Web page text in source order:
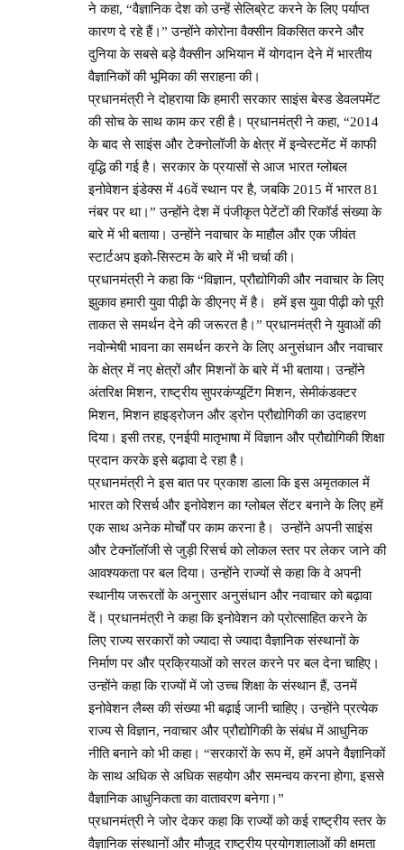
ने कहा, “वैज्ञानिक देश को उन्हें सेलिब्रेट करने के लिए पर्याप्त
कारण दे रहे हैं।” उन्होंने कोरोना वैक्सीन विकसित करने और
दुनिया के सबसे बड़े वैक्सीन अभियान में योगदान देने में भारतीय
वैज्ञानिकों की भूमिका की सराहना की।
प्रधानमंत्री ने दोहराया कि हमारी सरकार साइंस बेस्ड डेवलपमेंट
की सोच के साथ काम कर रही है। प्रधानमंत्री ने कहा, “2014
के बाद से साइंस और टेक्नोलॉजी के क्षेत्र में इन्वेस्टमेंट में काफी
वृद्धि की गई है। सरकार के प्रयासों से आज भारत ग्लोबल
इनोवेशन इंडेक्स में 46वें स्थान पर है, जबकि 2015 में भारत 81
नंबर पर था।” उन्होंने देश में पंजीकृत पेटेंटों की रिकॉर्ड संख्या के
बारे में भी बताया। उन्होंने नवाचार के माहौल और एक जीवंत
स्टार्टअप इको-सिस्टम के बारे में भी चर्चा की।
प्रधानमंत्री ने कहा कि “विज्ञान, प्रौद्योगिकी और नवाचार के लिए
झुकाव हमारी युवा पीढ़ी के डीएनए में है। हमें इस युवा पीढ़ी को पूरी
ताकत से समर्थन देने की जरूरत है।” प्रधानमंत्री ने युवाओं की
नवोन्मेषी भावना का समर्थन करने के लिए अनुसंधान और नवाचार
के क्षेत्र में नए क्षेत्रों और मिशनों के बारे में भी बताया। उन्होंने
अंतरिक्ष मिशन, राष्ट्रीय सुपरकंप्यूटिंग मिशन, सेमीकंडक्टर
मिशन, मिशन हाइड्रोजन और ड्रोन प्रौद्योगिकी का उदाहरण
दिया। इसी तरह, एनईपी मातृभाषा में विज्ञान और प्रौद्योगिकी शिक्षा
प्रदान करके इसे बढ़ावा दे रहा है।
प्रधानमंत्री ने इस बात पर प्रकाश डाला कि इस अमृतकाल में
भारत को रिसर्च और इनोवेशन का ग्लोबल सेंटर बनाने के लिए हमें
एक साथ अनेक मोर्चों पर काम करना है। उन्होंने अपनी साइंस
और टेक्नॉलॉजी से जुड़ी रिसर्च को लोकल स्तर पर लेकर जाने की
आवश्यकता पर बल दिया। उन्होंने राज्यों से कहा कि वे अपनी
स्थानीय जरूरतों के अनुसार अनुसंधान और नवाचार को बढ़ावा
दें। प्रधानमंत्री ने कहा कि इनोवेशन को प्रोत्साहित करने के
लिए राज्य सरकारों को ज्यादा से ज्यादा वैज्ञानिक संस्थानों के
निर्माण पर और प्रक्रियाओं को सरल करने पर बल देना चाहिए।
उन्होंने कहा कि राज्यों में जो उच्च शिक्षा के संस्थान हैं, उनमें
इनोवेशन लैब्स की संख्या भी बढ़ाई जानी चाहिए। उन्होंने प्रत्येक
राज्य से विज्ञान, नवाचार और प्रौद्योगिकी के संबंध में आधुनिक
नीति बनाने को भी कहा। “सरकारों के रूप में, हमें अपने वैज्ञानिकों
के साथ अधिक से अधिक सहयोग और समन्वय करना होगा, इससे
वैज्ञानिक आधुनिकता का वातावरण बनेगा।”
प्रधानमंत्री ने जोर देकर कहा कि राज्यों को कई राष्ट्रीय स्तर के
वैज्ञानिक संस्थानों और मौजूद राष्ट्रीय प्रयोगशालाओं की क्षमता